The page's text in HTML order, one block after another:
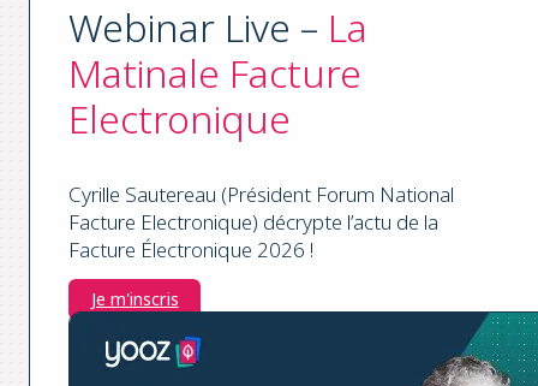
Webinar Live – La
Matinale Facture
Electronique
Cyrille Sautereau (Président Forum National
Facture Electronique) décrypte l’actu de la
Facture Électronique 2026 !
Je m'inscris